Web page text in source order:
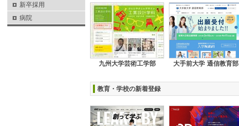
九州大学芸術工学部 大手前大学 通信教育部
教育・学校の新着登録
新卒採用
病院